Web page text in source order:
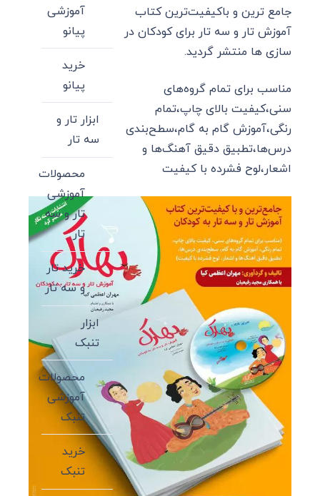
جامع ترین و باکیفیت‌ترین کتاب
آموزش تار و سه تار برای کودکان در
سازی ها منتشر گردید.
مناسب برای تمام گروه‌های
سنی،کیفیت بالای چاپ،تمام
رنگی،آموزش گام به گام،سطح‌بندی
درس‌ها،تطبیق دقیق آهنگ‌ها و
اشعار،لوح فشرده با کیفیت
آموزشی
پیانو
خرید
پیانو
ابزار تار و
سه تار
محصولات
آموزشی
تار و سه
تار
خرید تار
و سه تار
ابزار
تنبک
محصولات
آموزشی
تنبک
خرید
تنبک